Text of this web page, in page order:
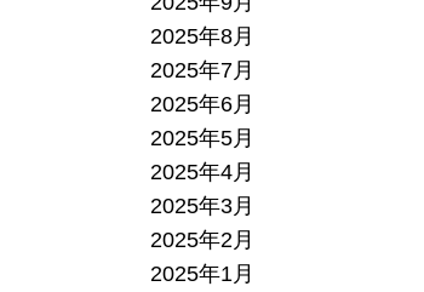
2025年8月
2025年7月
2025年6月
2025年5月
2025年4月
2025年3月
2025年2月
2025年1月